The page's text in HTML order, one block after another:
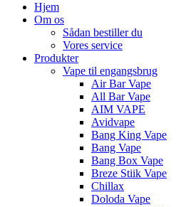
Hjem
Om os
Sådan bestiller du
Vores service
Produkter
Vape til engangsbrug
Air Bar Vape
All Bar Vape
AIM VAPE
Avidvape
Bang King Vape
Bang Vape
Bang Box Vape
Breze Stiik Vape
Chillax
Doloda Vape